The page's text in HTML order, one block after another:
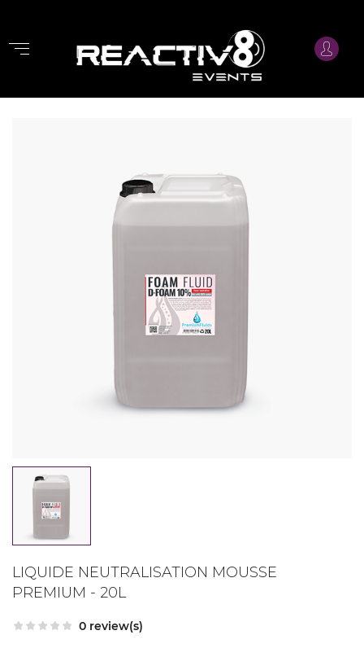
LIQUIDE NEUTRALISATION MOUSSE
PREMIUM - 20L
0 review(s)